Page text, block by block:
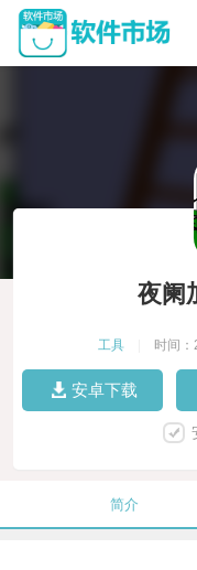
夜阑
工具 时间
安卓下载
简介